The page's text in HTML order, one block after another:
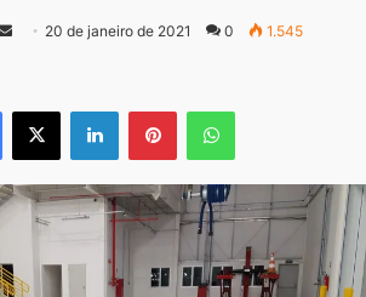
Mande
mail
20 de janeiro de 2021 0 1.545
Facebook
X LinkedinPinterestWhatsApp